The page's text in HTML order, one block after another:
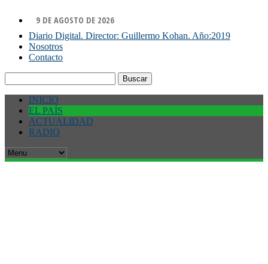
9 DE AGOSTO DE 2026
Diario Digital. Director: Guillermo Kohan. Año:2019
Nosotros
Contacto
INICIO
EL PAÍS
ACTUALIDAD
RADIO